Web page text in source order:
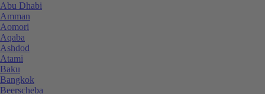
Abu Dhabi
Amman
Aomori
Aqaba
Ashdod
Atami
Baku
Bangkok
Beerscheba